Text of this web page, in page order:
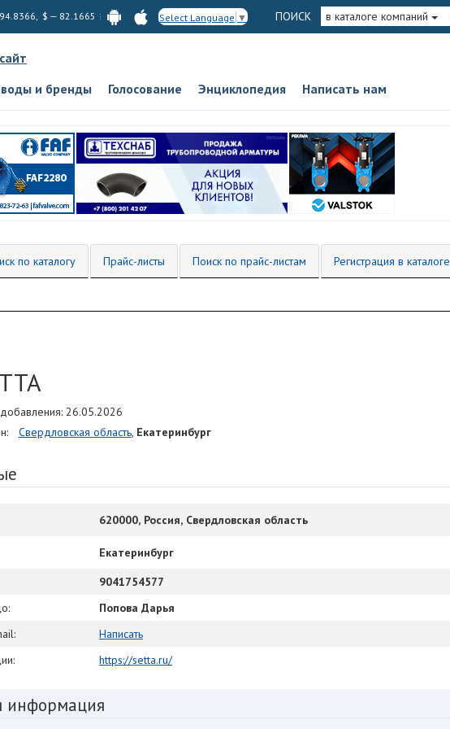
$ — 82.1665 Select Language ▼ ПОИСК в каталоге компаний
и бренды Голосование Энциклопедия Написать нам
по каталогу Прайс-листы Поиск по прайс-листам Регистрация в каталоге
26.05.2026
Свердловская область, Екатеринбург
620000, Россия, Свердловская область
Екатеринбург
9041754577
Попова Дарья
Написать
https://setta.ru/
информация